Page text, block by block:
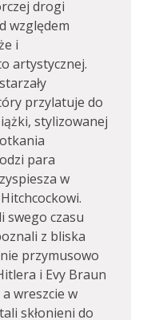
drogi
względem
i
artystycznej.
przylatuje do
stylizowanej
para
w
swego czasu
z bliska
przymusowo
i Evy Braun
wreszcie w
skłonieni do